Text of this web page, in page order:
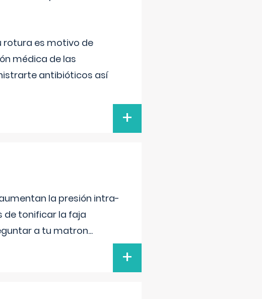
rotura es motivo de
médica de las
antibióticos así
+
la presión intra-
de tonificar la faja
a tu matron...
+